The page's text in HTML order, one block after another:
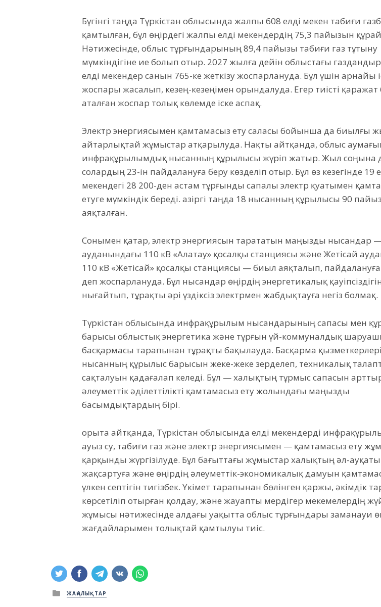
Бүгінгі таңда Түркістан облысында жалпы 608 елді мекен табиғи
қамтылған, бұл өңірдегі жалпы елді мекендердің 75,3 пайызын
Нәтижесінде, облыс тұрғындарының 89,4 пайызы табиғи газ тұтыну
мүмкіндігіне ие болып отыр. 2027 жылға дейін облыстағы
елді мекендер санын 765-ке жеткізу жоспарлануда. Бұл үшін арнайы
жоспары жасалып, кезең-кезеңімен орындалуда. Егер тиісті қаражат
аталған жоспар толық көлемде іске аспақ.
Электр энергиясымен қамтамасыз ету саласы бойынша да биылғы
айтарлықтай жұмыстар атқарылуда. Нақты айтқанда, облыс
инфрақұрылымдық нысанның құрылысы жүріп жатыр. Жыл соңына
солардың 23-ін пайдалануға беру көзделіп отыр. Бұл өз кезегінде 19
мекендегі 28 200-ден астам тұрғынды сапалы электр қуатымен
етуге мүмкіндік береді. Қазіргі таңда 18 нысанның құрылысы 90
аяқталған.
Сонымен қатар, электр энергиясын тарататын маңызды нысандар
ауданындағы 110 кВ «Алатау» қосалқы станциясы және Жетісай
110 кВ «Жетісай» қосалқы станциясы — биыл аяқталып, пайдалануға
деп жоспарлануда. Бұл нысандар өңірдің энергетикалық қауіпсіздігін
нығайтып, тұрақты әрі үздіксіз электрмен жабдықтауға негіз болмақ.
Түркістан облысында инфрақұрылым нысандарының сапасы мен
барысы облыстық энергетика және тұрғын үй-коммуналдық
басқармасы тарапынан тұрақты бақылауда. Басқарма
нысанның құрылыс барысын жеке-жеке зерделеп, техникалық
сақталуын қадағалап келеді. Бұл — халықтың тұрмыс сапасын
әлеуметтік әділеттілікті қамтамасыз ету жолындағы маңызды
басымдықтардың бірі.
Қорыта айтқанда, Түркістан облысында елді мекендерді
ауыз су, табиғи газ және электр энергиясымен — қамтамасыз ету
қарқынды жүргізілуде. Бұл бағыттағы жұмыстар халықтың әл-
жақсартуға және өңірдің әлеуметтік-экономикалық дамуын
үлкен септігін тигізбек. Үкімет тарапынан бөлінген қаржы, әкімдік
көрсетіліп отырған қолдау, және жауапты мердігер мекемелердің
жұмысы нәтижесінде алдағы уақытта облыс тұрғындары заманауи
жағдайларымен толықтай қамтылуы тиіс.
Posted
in
ЖАҢАЛЫҚТАР